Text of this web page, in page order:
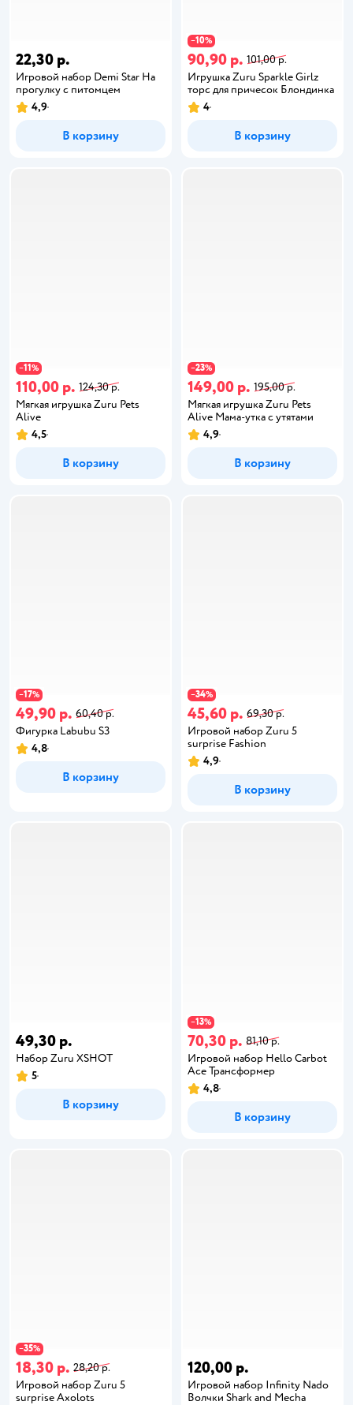
22,30 р.
Игровой набор Demi Star На
прогулку с питомцем
4,9
В корзину
−10%
90,90 р. 101,00 р.
Игрушка Zuru Sparkle Girlz
торс для причесок Блондинка
4
В корзину
−11%
110,00 р. 124,30 р.
Мягкая игрушка Zuru Pets
Alive
4,5
В корзину
−23%
149,00 р. 195,00 р.
Мягкая игрушка Zuru Pets
Alive Мама-утка с утятами
4,9
В корзину
−17%
49,90 р. 60,40 р.
Фигурка Labubu S3
4,8
В корзину
−34%
45,60 р. 69,30 р.
Игровой набор Zuru 5
surprise Fashion
4,9
В корзину
49,30 р.
Набор Zuru XSHOT
5
В корзину
−13%
70,30 р. 81,10 р.
Игровой набор Hello Carbot
Ace Трансформер
4,8
В корзину
−35%
18,30 р. 28,20 р.
Игровой набор Zuru 5
surprise Axolots
120,00 р.
Игровой набор Infinity Nado
Волчки Shark and Mecha